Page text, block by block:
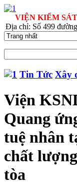
VIỆN KIỂM
Địa chỉ: Số 499
Tin Tức Xây
Viện
Quang
tuệ nhân
chất
tòa